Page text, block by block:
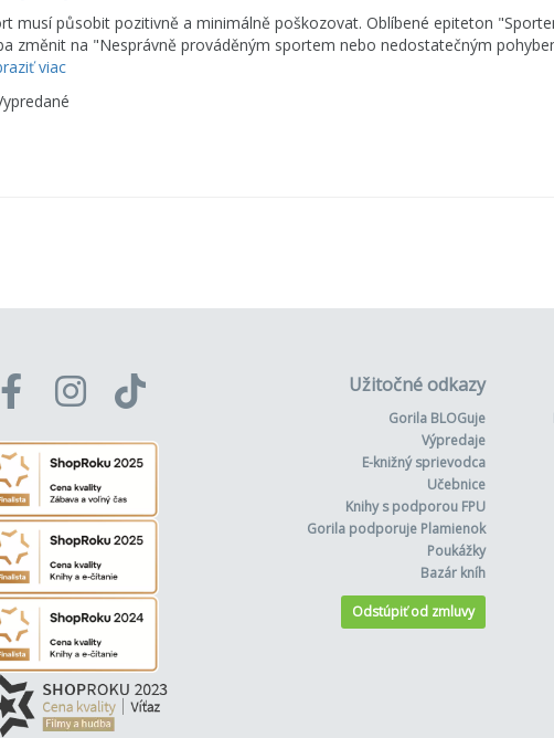
musí působit pozitivně a minimálně poškozovat. Oblíbené epiteton
změnit na "Nesprávně prováděným sportem nebo nedostatečným
viac
Užitočné odkazy
Gorila BLOGuje
Výpredaje
E-knižný sprievodca
Učebnice
Knihy s podporou FPU
Gorila podporuje Plamienok
Poukážky
Bazár kníh
Odstúpiť od zmluvy